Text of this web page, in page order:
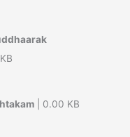
| 0.00 KB